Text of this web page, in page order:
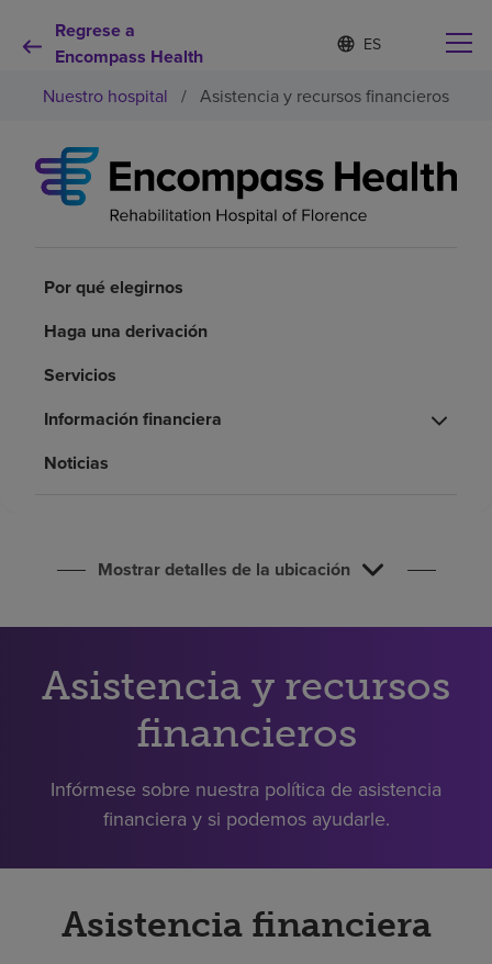
Regrese a
Encompass Health
Lista
de
contraída
d
o
s
e
e
Por qué debe elegirnos
Recursos de salud
Empleos
Pagar mi factura
Nuestro hospital / Asistencia y recursos financieros
Por qué elegirnos
Haga una derivación
Servicios
Información financiera
Noticias
Mostrar detalles de la ubicación
Asistencia y recursos
financieros
Infórmese sobre nuestra política de asistencia
financiera y si podemos ayudarle.
Asistencia financiera